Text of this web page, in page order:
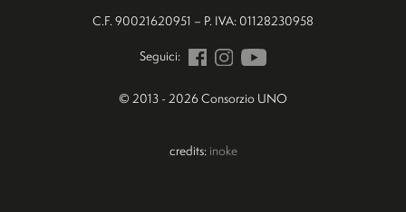
C.F. 90021620951 – P. IVA: 01128230958
Seguici:
© 2013 - 2026 Consorzio UNO
credits: inoke